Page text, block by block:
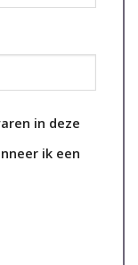
in deze
ik een